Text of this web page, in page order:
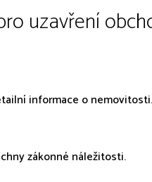
uzavření
informace o nemovitosti.
zákonné náležitosti.